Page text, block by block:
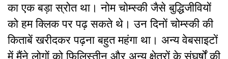
का एक बड़ा स्रोत था। नोम चोम्स्की जैसे बुद्धिजीवियों
को हम क्लिक पर पढ़ सकते थे। उन दिनों चोम्स्की की
किताबें खरीदकर पढ़ना बहुत महंगा था। अन्य वेबसाइटों
में मैंने लोगों को फिलिस्तीन और अन्य क्षेत्रों के संघर्षों की